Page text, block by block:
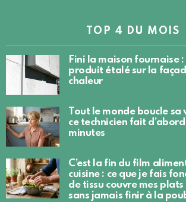
TOP 4 DU MOIS
Fini la maison fournaise
produit étalé sur la
chaleur
Tout le monde boucle sa
ce technicien fait
minutes
C’est la fin du film
cuisine : ce que je fais
de tissu couvre mes
sans jamais finir à la